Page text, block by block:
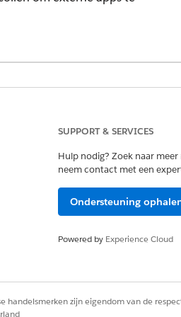
en verwijderen
SUPPORT & SERVICES
Hulp nodig? Zoek naar
neem contact met een
Ondersteuning
Powered by Experience Cloud
handelsmerken zijn eigendom van de